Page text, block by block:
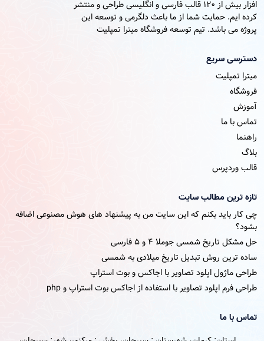
افزار بیش از 120 قالب فارسی و انگلیسی طراحی و منتشر
کرده ایم. حمایت شما از ما باعث دلگرمی و توسعه این
پروژه می باشد. تیم توسعه فروشگاه میترا تمپلیت
دسترسی سریع
میترا تمپلیت
فروشگاه
آموزش
تماس با ما
راهنما
بلاگ
قالب وردپرس
تازه ترین مطالب سایت
چی کار باید بکنم که این سایت من به پیشنهاد های هوش مصنوعی اضافه
بشود؟
حل مشکل تاریخ شمسی جوملا ۴ و ۵ فارسی
ساده ترین روش تبدیل تاریخ میلادی به شمسی
طراحی ماژول اپلود تصاویر با اجاکس و بوت استراپ
طراحی فرم اپلود تصاویر با استفاده از اجاکس بوت استراپ و php
تماس با ما